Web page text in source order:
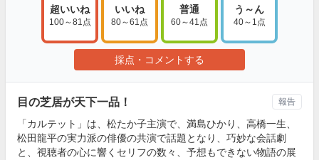
超いいね
100～81点
いいね
80～61点
普通
60～41点
う～ん
40～1点
採点・コメントする
目の芝居が天下一品！
「カルテット」は、松たか子主演で、満島ひかり、高橋一生、
松田龍平の実力派の俳優の共演で話題となり、巧妙な会話劇
と、視聴者の心に響くセリフの数々、予想もできない物語の展
報告